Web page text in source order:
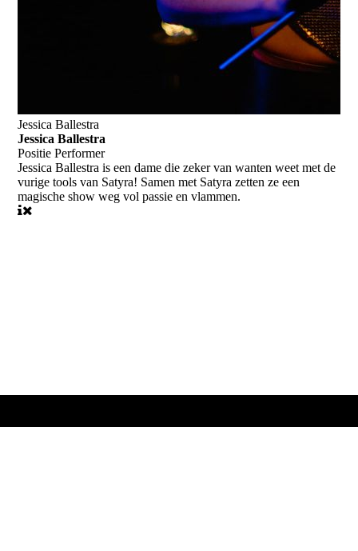
Jessica Ballestra
Jessica Ballestra
PositiePerformer
Jessica Ballestra is een dame die zeker van wanten weet met de
vurige tools van Satyra! Samen met Satyra zetten ze een
magische show weg vol passie en vlammen.